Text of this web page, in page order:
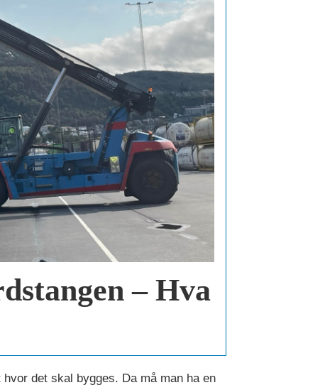
– Hva
det skal bygges. Da må man ha en